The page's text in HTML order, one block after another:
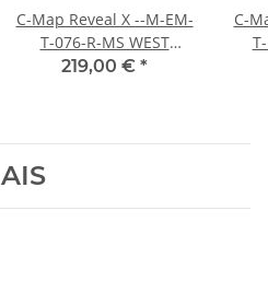
C-Map Reveal X --M-EM-
T-076-R-MS WEST
MEDITERRANEAN,
219,00 € *
C-
T-
AIS